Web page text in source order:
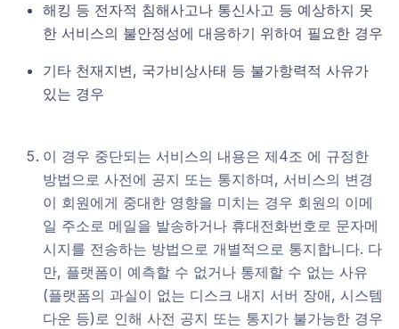
해킹 등 전자적 침해사고나 통신사고 등 예상하지 못
한 서비스의 불안정성에 대응하기 위하여 필요한 경우
기타 천재지변, 국가비상사태 등 불가항력적 사유가
있는 경우
이 경우 중단되는 서비스의 내용은 제4조 에 규정한
방법으로 사전에 공지 또는 통지하며, 서비스의 변경
이 회원에게 중대한 영향을 미치는 경우 회원의 이메
일 주소로 메일을 발송하거나 휴대전화번호로 문자메
시지를 전송하는 방법으로 개별적으로 통지합니다. 다
만, 플랫폼이 예측할 수 없거나 통제할 수 없는 사유
(플랫폼의 과실이 없는 디스크 내지 서버 장애, 시스템
다운 등)로 인해 사전 공지 또는 통지가 불가능한 경우